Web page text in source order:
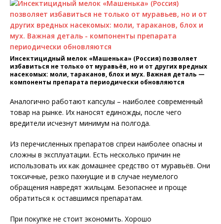
Инсектицидный мелок «Машенька» (Россия) позволяет
избавиться не только от муравьёв, но и от других вредных
насекомых: моли, тараканов, блох и мух. Важная деталь —
компоненты препарата периодически обновляются
Аналогично работают капсулы – наиболее современный
товар на рынке. Их наносят единожды, после чего
вредители исчезнут минимум на полгода.
Из перечисленных препаратов спреи наиболее опасны и
сложны в эксплуатации. Есть несколько причин не
использовать их как домашнее средство от муравьёв. Они
токсичные, резко пахнущие и в случае неумелого
обращения навредят жильцам. Безопаснее и проще
обратиться к оставшимся препаратам.
При покупке не стоит экономить. Хорошо